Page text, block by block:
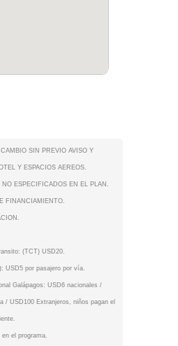
SIN PREVIO AVISO Y
Y ESPACIOS AEREOS.
ESPECIFICADOS EN EL PLAN.
FINANCIAMIENTO.
(TCT) USD20.
USD5 por pasajero por vía.
Galápagos: USD6 nacionales /
/ USD100 Extranjeros, niños pagan el
el programa.